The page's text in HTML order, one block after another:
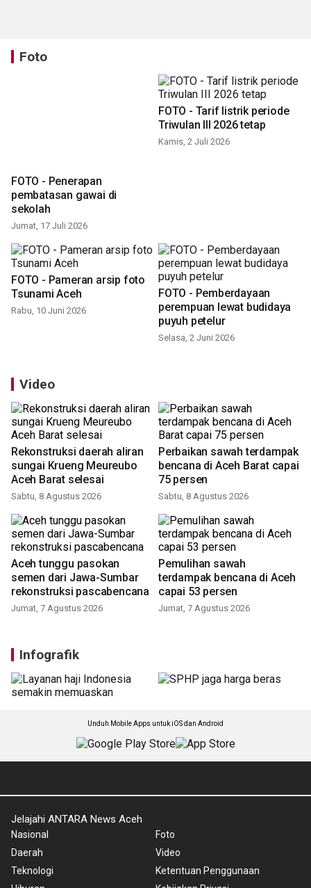
Foto
FOTO - Penerapan
pembatasan gawai di
sekolah
Jumat, 17 Juli 2026
FOTO - Tarif listrik periode
Triwulan III 2026 tetap
Kamis, 2 Juli 2026
FOTO - Pameran arsip foto
Tsunami Aceh
Rabu, 10 Juni 2026
FOTO - Pemberdayaan
perempuan lewat budidaya
puyuh petelur
Selasa, 2 Juni 2026
Video
Rekonstruksi daerah aliran
sungai Krueng Meureubo
Aceh Barat selesai
Sabtu, 8 Agustus 2026
Perbaikan sawah terdampak
bencana di Aceh Barat capai
75 persen
Sabtu, 8 Agustus 2026
Aceh tunggu pasokan
semen dari Jawa-Sumbar
rekonstruksi pascabencana
Jumat, 7 Agustus 2026
Pemulihan sawah
terdampak bencana di Aceh
capai 53 persen
Jumat, 7 Agustus 2026
Infografik
Unduh Mobile Apps untuk iOS dan Android
Jelajahi ANTARA News Aceh
Nasional
Daerah
Teknologi
Foto
Video
Ketentuan Penggunaan